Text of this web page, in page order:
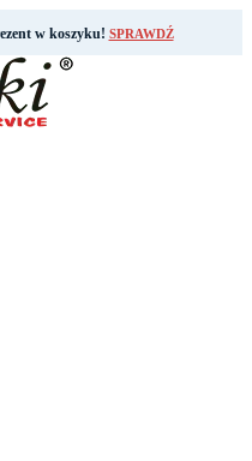
w koszyku! SPRAWDŹ